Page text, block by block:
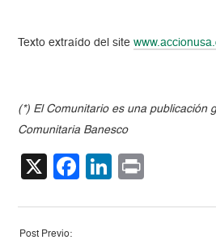
Texto extraído del site
(*) El Comunitario es una publicación
Comunitaria Banesco
X Facebook
LinkedIn
Post Previo: